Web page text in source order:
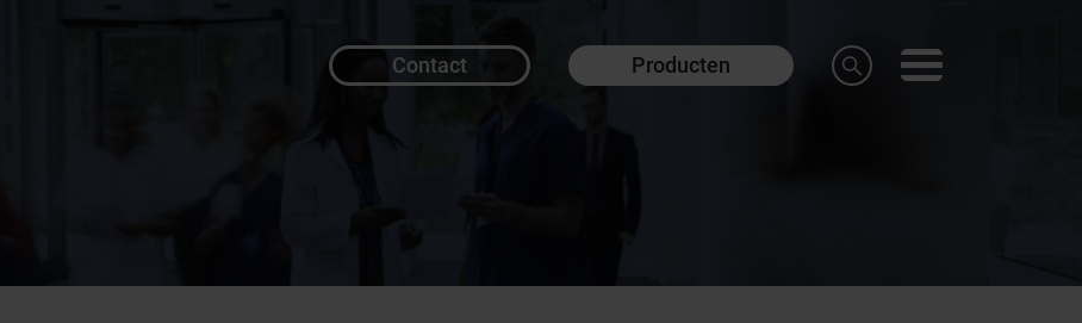
Contact Producten